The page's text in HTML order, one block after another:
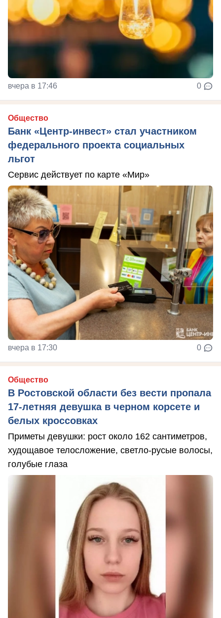
вчера в 17:46 0
Общество
Банк «Центр-инвест» стал участником
федерального проекта социальных
льгот
Сервис действует по карте «Мир»
вчера в 17:30 0
Общество
В Ростовской области без вести пропала
17-летняя девушка в черном корсете и
белых кроссовках
Приметы девушки: рост около 162 сантиметров,
худощавое телосложение, светло-русые волосы,
голубые глаза